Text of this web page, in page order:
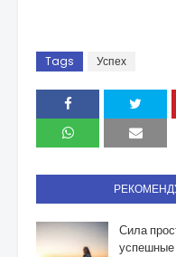
Tags Успех
Сила